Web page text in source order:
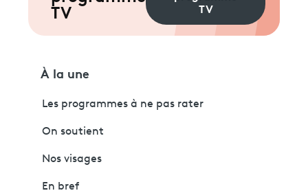
TV
TV
À la une
Les programmes à ne pas rater
On soutient
Nos visages
En bref